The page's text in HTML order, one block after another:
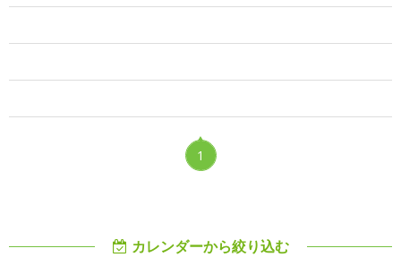
1
カレンダーから絞り込む